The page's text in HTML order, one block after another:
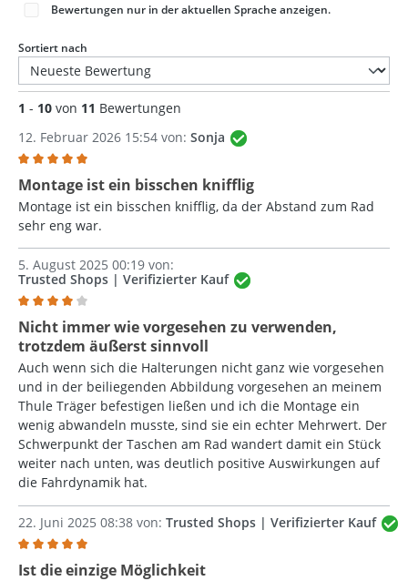
Bewertungen nur in der aktuellen Sprache anzeigen.
Sortiert nach
1 - 10 von 11 Bewertungen
12. Februar 2026 15:54 von: Sonja
Bewertung mit 5 von 5 Sternen
Montage ist ein bisschen knifflig
Montage ist ein bisschen knifflig, da der Abstand zum Rad
sehr eng war.
5. August 2025 00:19 von:
Trusted Shops | Verifizierter Kauf
Bewertung mit 4 von 5 Sternen
Nicht immer wie vorgesehen zu verwenden,
trotzdem äußerst sinnvoll
Auch wenn sich die Halterungen nicht ganz wie vorgesehen
und in der beiliegenden Abbildung vorgesehen an meinem
Thule Träger befestigen ließen und ich die Montage ein
wenig abwandeln musste, sind sie ein echter Mehrwert. Der
Schwerpunkt der Taschen am Rad wandert damit ein Stück
weiter nach unten, was deutlich positive Auswirkungen auf
die Fahrdynamik hat.
22. Juni 2025 08:38 von: Trusted Shops | Verifizierter Kauf
Bewertung mit 5 von 5 Sternen
Ist die einzige Möglichkeit